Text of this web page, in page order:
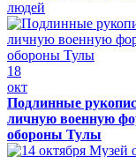
людей
18
окт
Подлинные
личную военную
обороны Тулы